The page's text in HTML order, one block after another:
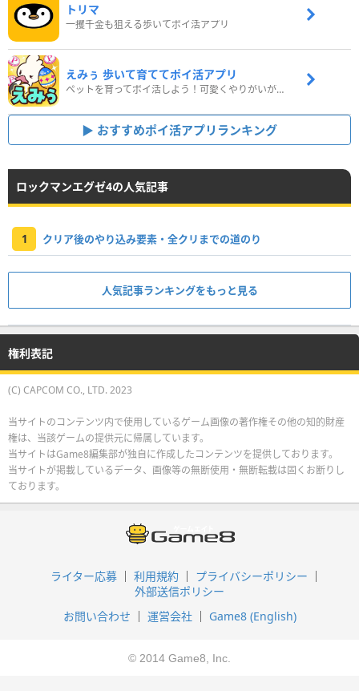
トリマ
一攫千金も狙える歩いてポイ活アプリ
えみぅ 歩いて育ててポイ活アプリ
ペットを育ってポイ活しよう！可愛くやりがいがある新感覚アプリ
おすすめポイ活アプリランキング
ロックマンエグゼ4の人気記事
1 クリア後のやり込み要素・全クリまでの道のり
人気記事ランキングをもっと見る
権利表記
(C) CAPCOM CO., LTD. 2023
当サイトのコンテンツ内で使用しているゲーム画像の著作権その他の知的財産
権は、当該ゲームの提供元に帰属しています。
当サイトはGame8編集部が独自に作成したコンテンツを提供しております。
当サイトが掲載しているデータ、画像等の無断使用・無断転載は固くお断りし
ております。
ライター応募 利用規約
プライバシーポリシー
外部送信ポリシー
お問い合わせ
運営会社 Game8 (English)
© 2014 Game8, Inc.